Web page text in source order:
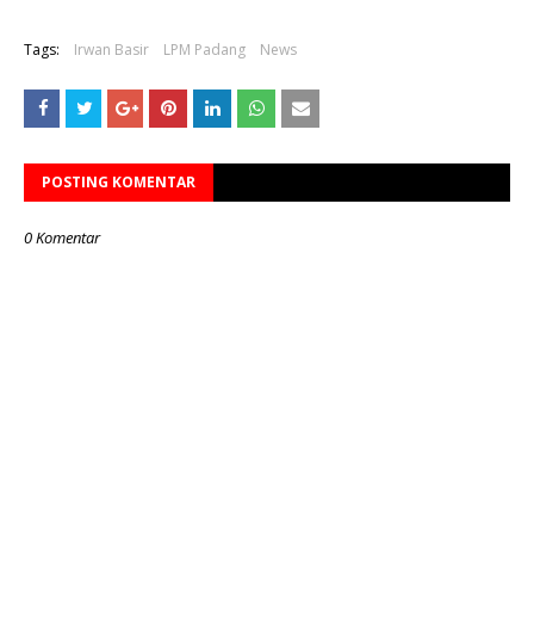
Tags: Irwan Basir LPM Padang News
POSTING KOMENTAR
0 Komentar